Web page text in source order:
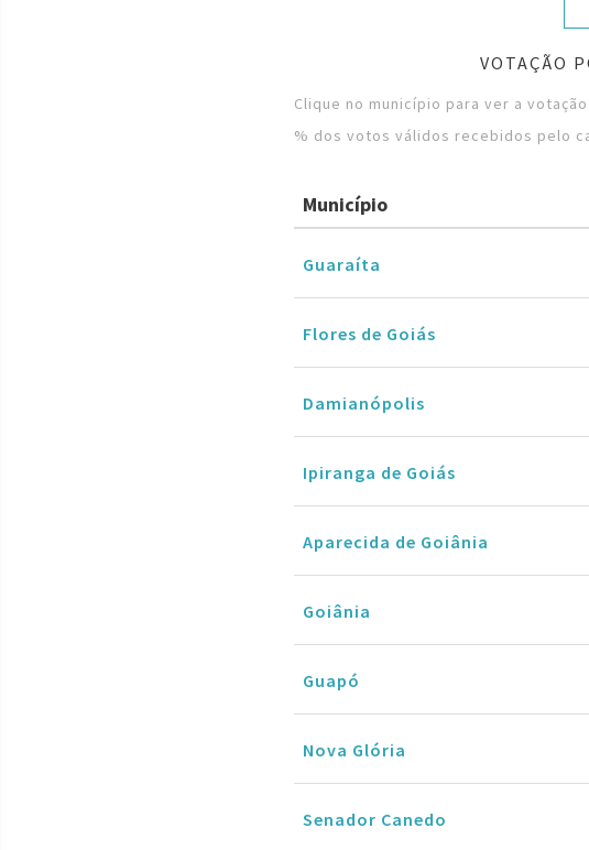
VOTAÇÃO
Clique no município para ver a
% dos votos válidos recebidos pelo
Município
Guaraíta
Flores de Goiás
Damianópolis
Ipiranga de Goiás
Aparecida de Goiânia
Goiânia
Guapó
Nova Glória
Senador Canedo